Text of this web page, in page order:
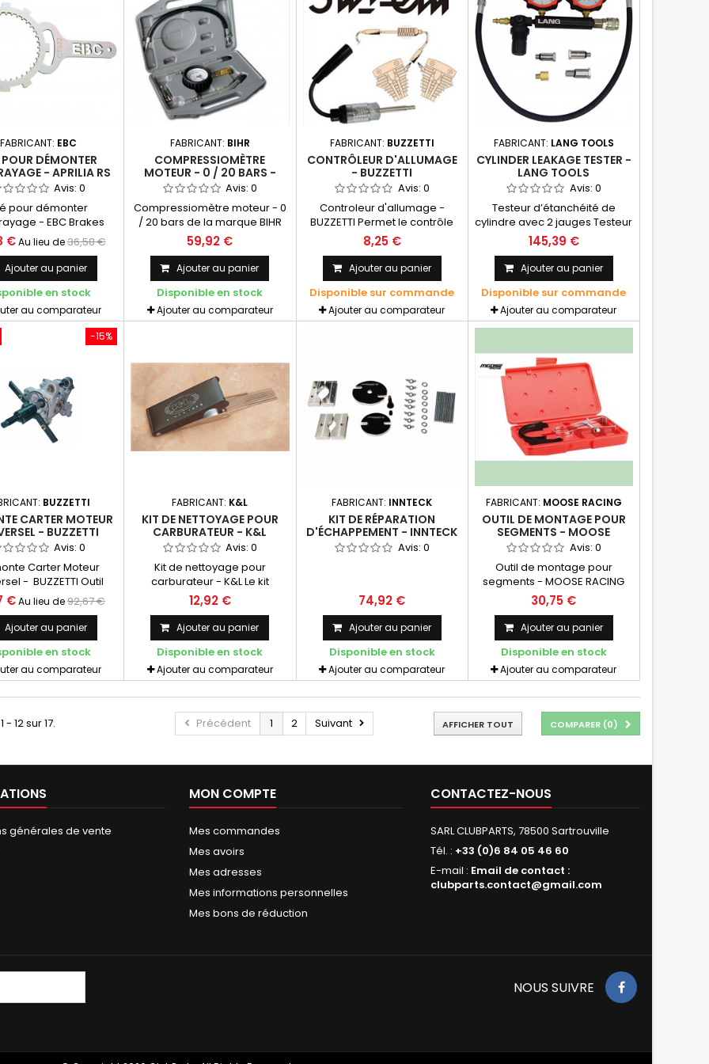
FABRICANT: EBC
POUR DÉMONTER
- APRILIA RS
RGV 250 - EBC
BRAKES
Avis:0
pour démonter
- EBC Brakes
250 / Suzuki RGV 250
le démontage de
l'embrayage
€Au lieu de36,58 €
Ajouter au panier
en stock
au comparateur
FABRICANT: BIHR
COMPRESSIOMÈTRE
MOTEUR - 0 / 20 BARS -
BIHR Avis:0
Compressiomètre moteur - 0
/ 20 bars de la marque BIHR
Compressiomètre essence
permettant de contrôler la
compression des cylindres.
Equipé de connecteurs
rapides et d’une valve de
décharge.
59,92 €
Ajouter au panier
Disponible en stock
Ajouter au comparateur
FABRICANT: BUZZETTI
CONTRÔLEUR D'ALLUMAGE
- BUZZETTI
Avis: 0
Controleur d'allumage -
BUZZETTI Permet le contrôle
de l'allumage
8,25 €
Ajouter au panier
Disponible sur commande
Ajouter au comparateur
FABRICANT: LANG TOOLS
CYLINDER LEAKAGE TESTER -
LANG TOOLS
Avis: 0
Testeur d’étanchéité de
cylindre avec 2 jauges Testeur
avec un manomètre de
pression de 35 psi et un autre
manomètre avec une bande
colorée spéciale pour la
mesure des fuites faibles,
moyennes ou élevée ainsi
qu’une échelle allant de 0-
longue portée, adaptateur
M10 et M12 inclus Fabrication
aux États-Unis
145,39 €
Ajouter au panier
Disponible sur commande
Ajouter au comparateur
BUZZETTI
CARTER MOTEUR
- BUZZETTI
Avis:0
Carter Moteur
- BUZZETTI Outil
pour démonter les
des moteurs de
50 à 500 cc.
€Au lieu de92,67 €
-15%
Ajouter au panier
en stock
au comparateur
FABRICANT: K&L
KIT DE NETTOYAGE POUR
CARBURATEUR - K&L
Avis:0
Kit de nettoyage pour
carburateur - K&L Le kit
comprend 8 spirales de
différents diamètres.
12,92 €
Ajouter au panier
Disponible en stock
Ajouter au comparateur
FABRICANT: INNTECK
KIT DE RÉPARATION
D'ÉCHAPPEMENT - INNTECK
Avis: 0
74,92 €
Ajouter au panier
Disponible en stock
Ajouter au comparateur
FABRICANT: MOOSE RACING
OUTIL DE MONTAGE POUR
SEGMENTS - MOOSE
RACINGAvis: 0
Outil de montage pour
segments - MOOSE RACING
Quatre outils de montage de
segment pour pistons
mesurant de 40 mm à 85 mm
30,75 €
Ajouter au panier
Disponible en stock
Ajouter au comparateur
COMPARER (0)
Précédent 1 2 Suivant AFFICHER TOUT
- 12 sur 17.
générales de vente
MON COMPTE
Mes commandes
Mes avoirs
Mes adresses
Mes informations personnelles
Mes bons de réduction
CONTACTEZ-NOUS
SARL CLUBPARTS, 78500 Sartrouville
Tél. : +33 (0)6 84 05 46 60
E-mail : Email de contact :
clubparts.contact@gmail.com
NOUS SUIVRE